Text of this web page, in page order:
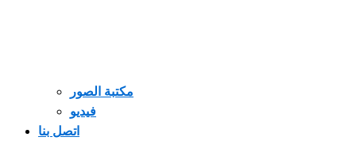
مكتبة الصور
فيديو
اتصل بنا